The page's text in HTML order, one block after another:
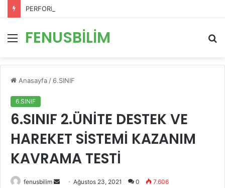
PERFORMANS DEĞERLENDİRME ÖLÇEKLERİ
Menü
FENUSBİLİM
...
Anasayfa / 6.SINIF
6.SINIF
6.SINIF 2.ÜNİTE DESTEK VE
HAREKET SİSTEMİ KAZANIM
KAVRAMA TESTİ
fenusbilim
Bir
Ağustos 23, 2021 0 7.606